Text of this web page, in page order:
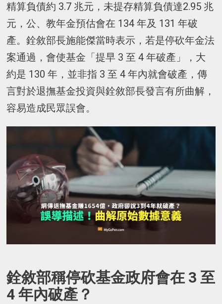
精算負債約 3.7 兆元，未提存精算負債達2.95 兆
元，公、教年金預估會在 134 年及 131 年破
產。銓敘部長施能傑當時表示，若是停砍年金法
案通過，會使基金「提早 3 至 4 年破產」，大
約是 130 年，並非指 3 至 4 年內就會破產，傳
言對於退撫基金投資與銓敘部長發言有所曲解，
容易造成民眾誤會。
銓敘部稱停砍基金政府會在 3 至
4 年內破產？